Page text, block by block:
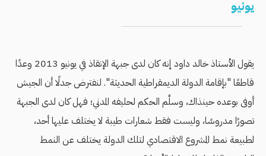
يونيو
يقول الأستاذ خالد داود إنه كان لدى جبهة الإنقاذ في يونيو 2013 وعدًا
قاطعًا "بإقامة الدولة الديمقراطية الحديثة". لنفترض جدلًا أن الجيش
أوفى بوعده حينذاك، وسلَّم الحكم لحليفه المدني؛ فهل كان لدى الجبهة
تصورًا مدروسًا، وليست فقط شعارات طيبة لا يختلف عليها أحد،
لطبيعة نمط المشروع الاقتصادي لتلك الدولة يختلف عن النمط